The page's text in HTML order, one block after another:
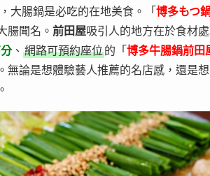
，大腸鍋是必吃的在地美食。「 博多もつ
腸聞名。 前田屋吸引人的地方在於食材
、 網路可預約座位的「 博多牛腸鍋前田
無論是想體驗藝人推薦的名店感，還是